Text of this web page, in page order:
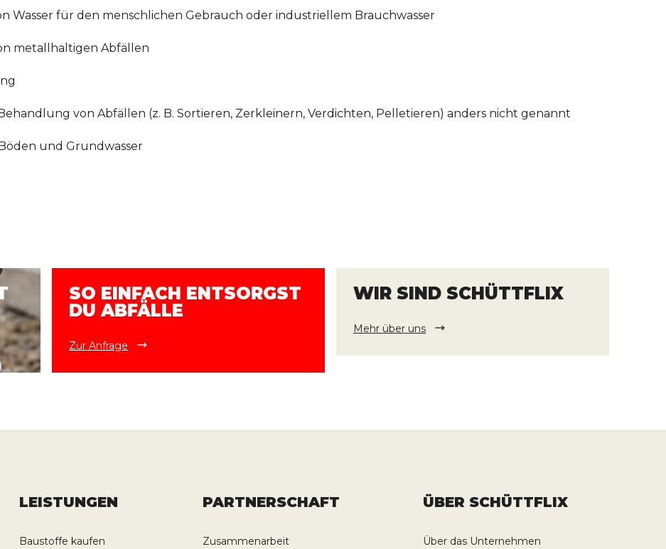
Wasser für den menschlichen Gebrauch oder industriellem Brauchwasser
metallhaltigen Abfällen
von Abfällen (z. B. Sortieren, Zerkleinern, Verdichten, Pelletieren) anders nicht genannt
und Grundwasser
SO EINFACH ENTSORGST
DU ABFÄLLE
Zur Anfrage
WIR SIND SCHÜTTFLIX
Mehr über uns
LEISTUNGEN
Baustoffe kaufen
PARTNERSCHAFT
Zusammenarbeit
ÜBER SCHÜTTFLIX
Über das Unternehmen